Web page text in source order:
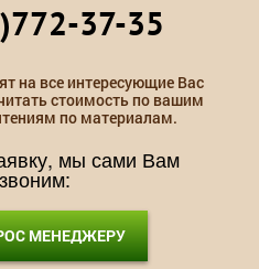
37-35
на все интересующие Вас
стоимость по вашим
по материалам.
мы сами Вам
МЕНЕДЖЕРУ